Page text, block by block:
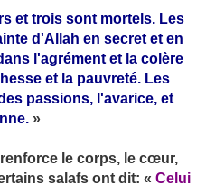
et trois sont mortels. Les
d'Allah en secret et en
l'agrément et la colère
et la pauvreté. Les
passions, l'avarice, et
»
le corps, le cœur,
salafs ont dit: « Celui